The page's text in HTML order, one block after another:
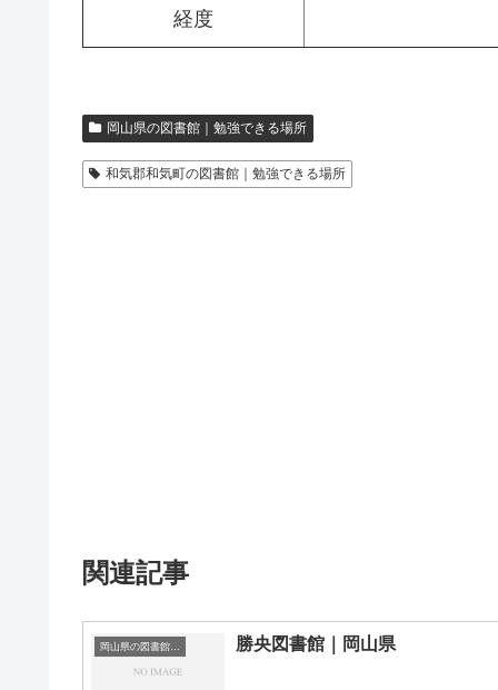
経度
岡山県の図書館｜勉強できる場所
和気郡和気町の図書館｜勉強できる場所
関連記事
岡山県の図書館｜勉強できる場所 勝央図書館｜岡山県